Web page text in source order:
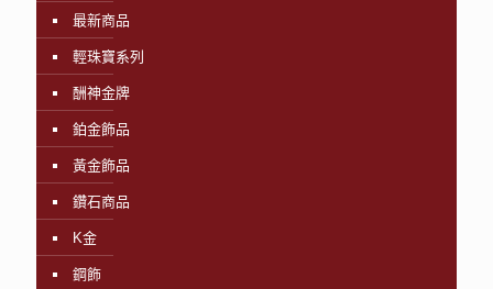
最新商品
輕珠寶系列
酬神金牌
鉑金飾品
黃金飾品
鑽石商品
K金
鋼飾